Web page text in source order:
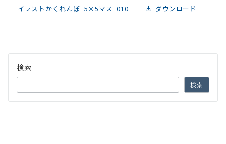
イラストかくれんぼ_5×5マス_010 ダウンロード
検索
検索